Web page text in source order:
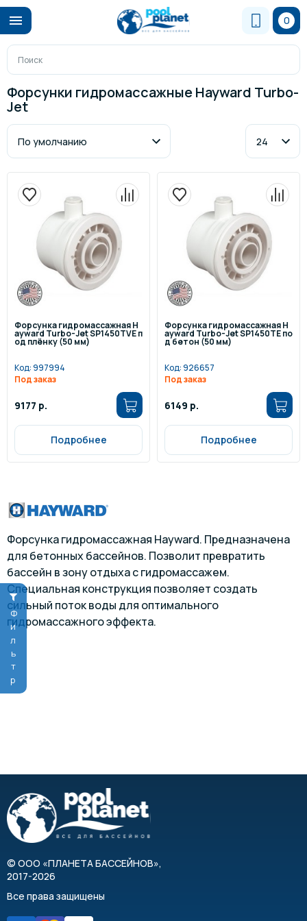
0
Фильтр
Форсунки гидромассажные Hayward Turbo-
Jet
Форсунка гидромассажная H
ayward Turbo-Jet SP1450TVE п
од плёнку (50 мм)
Код:997994
Под заказ
9177 р.
Подробнее
Форсунка гидромассажная H
ayward Turbo-Jet SP1450TE по
д бетон (50 мм)
Код:926657
Под заказ
6149 р.
Подробнее
Форсунка гидромассажная Hayward. Предназначена
для бетонных бассейнов. Позволит превратить
бассейн в зону отдыха с гидромассажем.
Специальная конструкция позволяет создать
сильный поток воды для оптимального
гидромассажного эффекта.
© ООО «ПЛАНЕТА БАССЕЙНОВ»,
2017-2026
Все права защищены